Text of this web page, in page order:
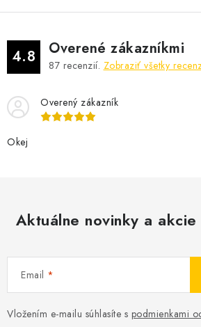
4.8 Overené zákazníkmi
87 recenzií. Zobraziť všetky
Overený zákazník
Okej
Aktuálne novinky a akcie
Email
Vložením e-mailu súhlasíte s podmienkami